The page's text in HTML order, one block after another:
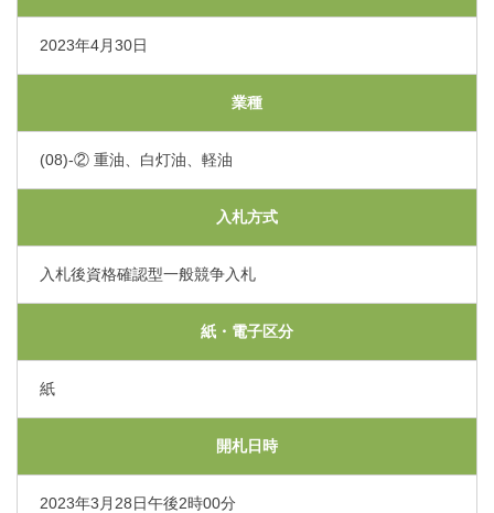
2023年4月30日
業種
(08)-② 重油、白灯油、軽油
入札方式
入札後資格確認型一般競争入札
紙・電子区分
紙
開札日時
2023年3月28日午後2時00分
Tel.0968-73-5000
プライバシーポリシー 入札に関するお知らせ
指定請求書（Excel）
くまもと県北病院会議室等使用規則（word）
くまもと県北病院会議室等使用規則（pdf）